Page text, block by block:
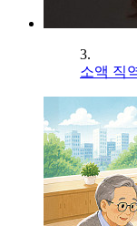
3.
소액 직